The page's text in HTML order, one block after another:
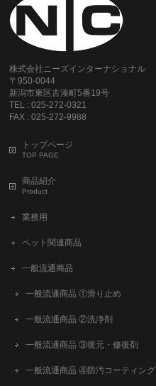
株式会社ニーズインターナショナル
〒950-0044
新潟市東区古湊町5番19号
TEL : 025-272-0321
FAX : 025-272-9988
トップページ
TOP PAGE
商品紹介
Product
業務用
ペット関連商品
一般流通商品
一般流通商品 ①滑り止め
一般流通商品 ②洗浄剤
一般流通商品 ③復元・修復剤
一般流通商品 ④防汚コーティング